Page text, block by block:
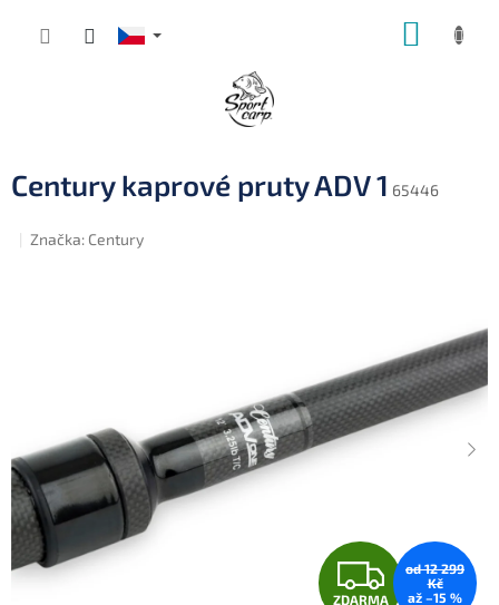
Century kaprové pruty ADV 1 65446
Značka: Century
Z
ZDARMA
od 12 299
Kč
až –15 %